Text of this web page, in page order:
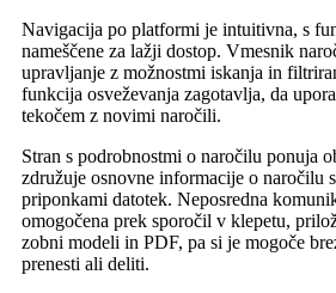
Navigacija po platformi je intuitivna, s
nameščene za lažji dostop. Vmesnik
upravljanje z možnostmi iskanja in
funkcija osveževanja zagotavlja, da
tekočem z novimi naročili.
Stran s podrobnostmi o naročilu ponuja
združuje osnovne informacije o naročilu
priponkami datotek. Neposredna
omogočena prek sporočil v klepetu,
zobni modeli in PDF, pa si je mogoče
prenesti ali deliti.